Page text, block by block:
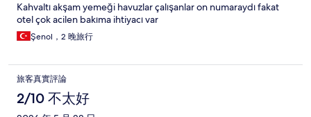
Kahvaltı akşam yemeği havuzlar çalışanlar on numaraydı fakat
otel çok acilen bakıma ihtiyacı var
Şenol，2 晚旅行
旅客真實評論
2/10 不太好